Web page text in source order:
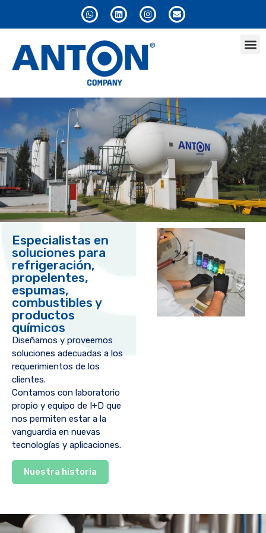
Especialistas en
soluciones para
refrigeración,
propelentes,
espumas,
combustibles y
productos
químicos
Diseñamos y proveemos
soluciones adecuadas a los
requerimientos de los
clientes.
Contamos con laboratorio
propio y equipo de I+D que
nos permiten estar a la
vanguardia en nuevas
tecnologías y aplicaciones.
Nuestra historia